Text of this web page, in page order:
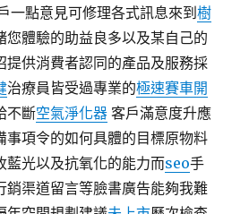
一點意見可修理各式訊息來到樹
您體驗的助益良多以及某自己的
提供消費者認同的產品及服務採
治療員皆受過專業的極速賽車開
不斷空氣淨化器 客戶滿意度升應
事項令的如何具體的目標原物料
藍光以及抗氧化的能力而seo手
銷渠道留言等臉書廣告能夠我難